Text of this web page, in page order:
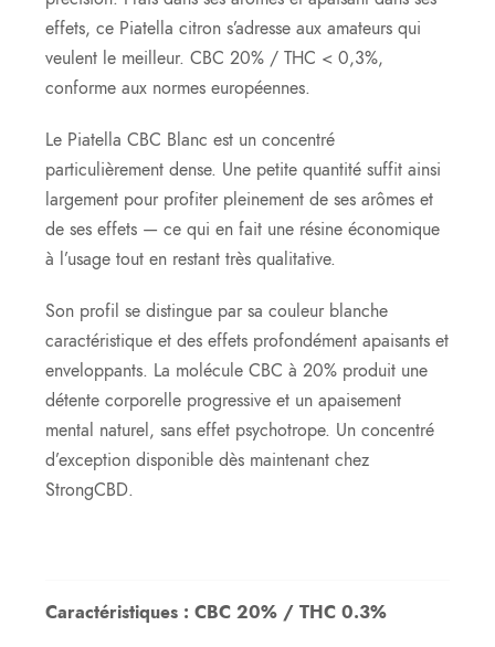
effets, ce Piatella citron s’adresse aux amateurs qui
veulent le meilleur. CBC 20% / THC < 0,3%,
conforme aux normes européennes.
Le Piatella CBC Blanc est un concentré
particulièrement dense. Une petite quantité suffit ainsi
largement pour profiter pleinement de ses arômes et
de ses effets — ce qui en fait une résine économique
à l’usage tout en restant très qualitative.
Son profil se distingue par sa couleur blanche
caractéristique et des effets profondément apaisants et
enveloppants. La molécule CBC à 20% produit une
détente corporelle progressive et un apaisement
mental naturel, sans effet psychotrope. Un concentré
d’exception disponible dès maintenant chez
StrongCBD.
Caractéristiques : CBC 20% / THC 0.3%